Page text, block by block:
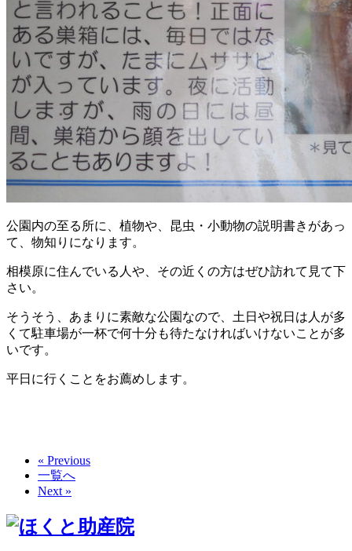
公園内の至る所に、植物や、昆虫・小動物の説明書きがあっ
て、物知りになります。
相模原に住んでいる人や、その近くの方はぜひ訪れて見て下
さい。
そうそう、あまりに素敵な公園なので、土日や祝日は人が多
くて駐車場が一杯で何十分も待たなければいけないことが多
いです。
平日に行くことをお薦めします。
« Previous
一覧へ
Next »